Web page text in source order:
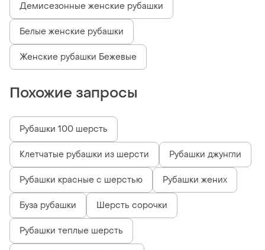
Демисезонные женские рубашки
Белые женские рубашки
Женские рубашки Бежевые
Похожие запросы
Рубашки 100 шерсть
Клетчатые рубашки из шерсти Рубашки джунгли
Рубашки красные с шерстью Рубашки жених
Буза рубашки Шерсть сорочки
Рубашки теплые шерсть